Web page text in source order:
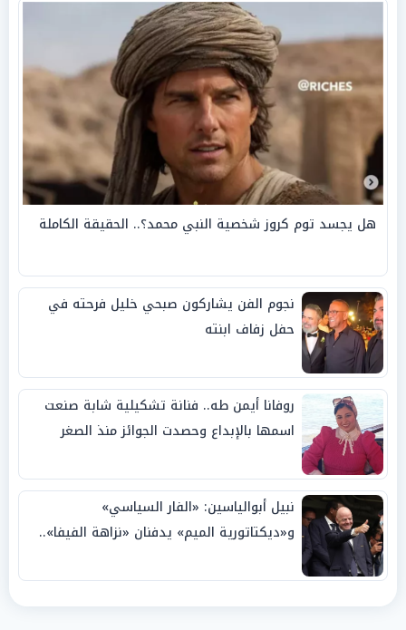
هل يجسد توم كروز شخصية النبي محمد؟.. الحقيقة الكاملة
نجوم الفن يشاركون صبحي خليل فرحته في
حفل زفاف ابنته
روفانا أيمن طه.. فنانة تشكيلية شابة صنعت
اسمها بالإبداع وحصدت الجوائز منذ الصغر
نبيل أبوالياسين: «الفار السياسي»
و«ديكتاتورية الميم» يدفنان «نزاهة الفيفا»..